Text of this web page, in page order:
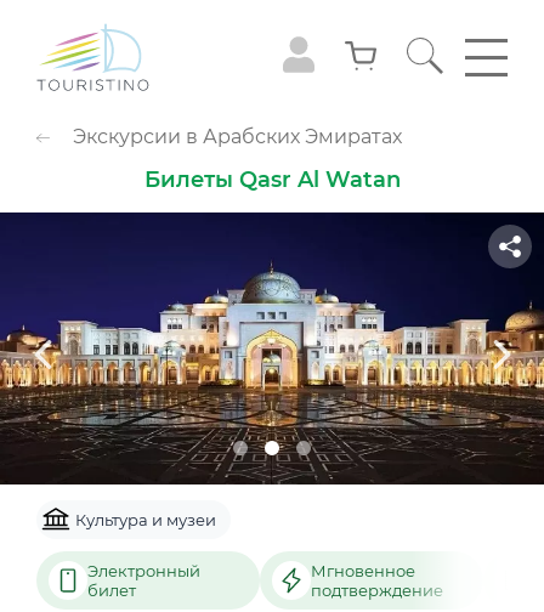
Экскурсии в Арабских Эмиратах
Билеты Qasr Al Watan
Культура и музеи
Электронный
билет
Мгновенное
подтверждение
Обзорные туры Приключения
Смотровые площадки Шоу
Культура и музеи Аквапарк
Парк развлечений Популярно с детьми
Небо